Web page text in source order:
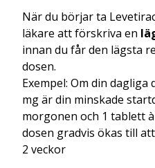
När du börjar ta
läkare att förskriva en
innan du får den lägsta
dosen.
Exempel: Om din dagliga
mg är din minskade
morgonen och 1 tablett
dosen gradvis ökas till
2 veckor